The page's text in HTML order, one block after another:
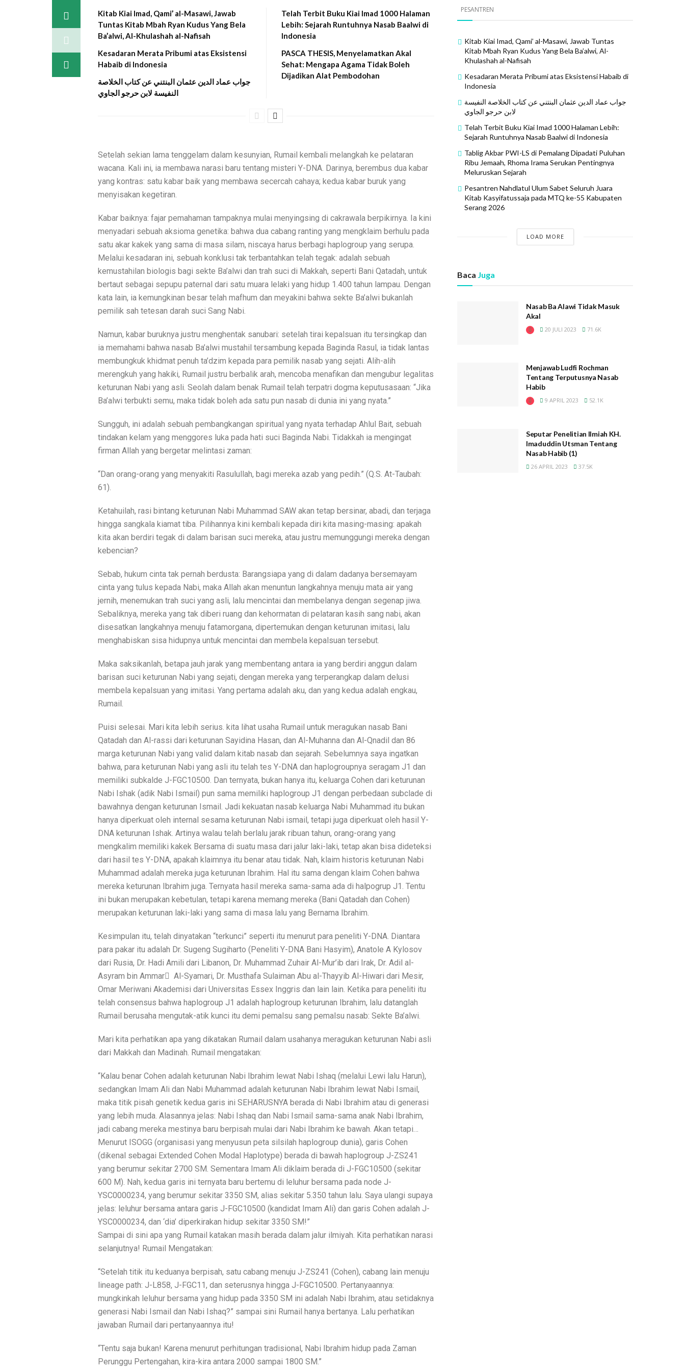
Kitab Kiai Imad, Qami’ al-Masawi, Jawab
Tuntas Kitab Mbah Ryan Kudus Yang Bela
Ba’alwi, Al-Khulashah al-Nafisah
Kesadaran Merata Pribumi atas Eksistensi
Habaib di Indonesia
جواب عماد الدين عثمان البنتني عن كتاب الخلاصة
النفيسة لابن حرجو الجاوي
Telah Terbit Buku Kiai Imad 1000 Halaman
Lebih: Sejarah Runtuhnya Nasab Baalwi di
Indonesia
PASCA THESIS, Menyelamatkan Akal
Sehat: Mengapa Agama Tidak Boleh
Dijadikan Alat Pembodohan
Setelah sekian lama tenggelam dalam kesunyian, Rumail kembali melangkah ke pelataran
wacana. Kali ini, ia membawa narasi baru tentang misteri Y-DNA. Darinya, berembus dua kabar
yang kontras: satu kabar baik yang membawa secercah cahaya; kedua kabar buruk yang
menyisakan kegetiran.
Kabar baiknya: fajar pemahaman tampaknya mulai menyingsing di cakrawala berpikirnya. Ia kini
menyadari sebuah aksioma genetika: bahwa dua cabang ranting yang mengklaim berhulu pada
satu akar kakek yang sama di masa silam, niscaya harus berbagi haplogroup yang serupa.
Melalui kesadaran ini, sebuah konklusi tak terbantahkan telah tegak: adalah sebuah
kemustahilan biologis bagi sekte Ba’alwi dan trah suci di Makkah, seperti Bani Qatadah, untuk
bertaut sebagai sepupu paternal dari satu muara lelaki yang hidup 1.400 tahun lampau. Dengan
kata lain, ia kemungkinan besar telah mafhum dan meyakini bahwa sekte Ba’alwi bukanlah
pemilik sah tetesan darah suci Sang Nabi.
Namun, kabar buruknya justru menghentak sanubari: setelah tirai kepalsuan itu tersingkap dan
ia memahami bahwa nasab Ba’alwi mustahil tersambung kepada Baginda Rasul, ia tidak lantas
membungkuk khidmat penuh ta’dzim kepada para pemilik nasab yang sejati. Alih-alih
merengkuh yang hakiki, Rumail justru berbalik arah, mencoba menafikan dan mengubur legalitas
keturunan Nabi yang asli. Seolah dalam benak Rumail telah terpatri dogma keputusasaan: “Jika
Ba’alwi terbukti semu, maka tidak boleh ada satu pun nasab di dunia ini yang nyata.”
Sungguh, ini adalah sebuah pembangkangan spiritual yang nyata terhadap Ahlul Bait, sebuah
tindakan kelam yang menggores luka pada hati suci Baginda Nabi. Tidakkah ia mengingat
firman Allah yang bergetar melintasi zaman:
“Dan orang-orang yang menyakiti Rasulullah, bagi mereka azab yang pedih.” (Q.S. At-Taubah:
61).
Ketahuilah, rasi bintang keturunan Nabi Muhammad SAW akan tetap bersinar, abadi, dan terjaga
hingga sangkala kiamat tiba. Pilihannya kini kembali kepada diri kita masing-masing: apakah
kita akan berdiri tegak di dalam barisan suci mereka, atau justru memunggungi mereka dengan
kebencian?
Sebab, hukum cinta tak pernah berdusta: Barangsiapa yang di dalam dadanya bersemayam
cinta yang tulus kepada Nabi, maka Allah akan menuntun langkahnya menuju mata air yang
jernih, menemukan trah suci yang asli, lalu mencintai dan membelanya dengan segenap jiwa.
Sebaliknya, mereka yang tak diberi ruang dan kehormatan di pelataran kasih sang nabi, akan
disesatkan langkahnya menuju fatamorgana, dipertemukan dengan keturunan imitasi, lalu
menghabiskan sisa hidupnya untuk mencintai dan membela kepalsuan tersebut.
Maka saksikanlah, betapa jauh jarak yang membentang antara ia yang berdiri anggun dalam
barisan suci keturunan Nabi yang sejati, dengan mereka yang terperangkap dalam delusi
membela kepalsuan yang imitasi. Yang pertama adalah aku, dan yang kedua adalah engkau,
Rumail.
Puisi selesai. Mari kita lebih serius. kita lihat usaha Rumail untuk meragukan nasab Bani
Qatadah dan Al-rassi dari keturunan Sayidina Hasan, dan Al-Muhanna dan Al-Qnadil dan 86
marga keturunan Nabi yang valid dalam kitab nasab dan sejarah. Sebelumnya saya ingatkan
bahwa, para keturunan Nabi yang asli itu telah tes Y-DNA dan haplogroupnya seragam J1 dan
memiliki subkalde J-FGC10500. Dan ternyata, bukan hanya itu, keluarga Cohen dari keturunan
Nabi Ishak (adik Nabi Ismail) pun sama memiliki haplogroup J1 dengan perbedaan subclade di
bawahnya dengan keturunan Ismail. Jadi kekuatan nasab keluarga Nabi Muhammad itu bukan
hanya diperkuat oleh internal sesama keturunan Nabi ismail, tetapi juga diperkuat oleh hasil Y-
DNA keturunan Ishak. Artinya walau telah berlalu jarak ribuan tahun, orang-orang yang
mengkalim memiliki kakek Bersama di suatu masa dari jalur laki-laki, tetap akan bisa dideteksi
dari hasil tes Y-DNA, apakah klaimnya itu benar atau tidak. Nah, klaim historis keturunan Nabi
Muhammad adalah mereka juga keturunan Ibrahim. Hal itu sama dengan klaim Cohen bahwa
mereka keturunan Ibrahim juga. Ternyata hasil mereka sama-sama ada di halpogrup J1. Tentu
ini bukan merupakan kebetulan, tetapi karena memang mereka (Bani Qatadah dan Cohen)
merupakan keturunan laki-laki yang sama di masa lalu yang Bernama Ibrahim.
Kesimpulan itu, telah dinyatakan “terkunci” seperti itu menurut para peneliti Y-DNA. Diantara
para pakar itu adalah Dr. Sugeng Sugiharto (Peneliti Y-DNA Bani Hasyim), Anatole A Kylosov
dari Rusia, Dr. Hadi Amili dari Libanon, Dr. Muhammad Zuhair Al-Mur’ib dari Irak, Dr. Adil al-
Asyram bin Ammar ِ Al-Syamari, Dr. Musthafa Sulaiman Abu al-Thayyib Al-Hiwari dari Mesir,
Omar Meriwani Akademisi dari Universitas Essex Inggris dan lain lain. Ketika para peneliti itu
telah consensus bahwa haplogroup J1 adalah haplogroup keturunan Ibrahim, lalu datanglah
Rumail berusaha mengutak-atik kunci itu demi pemalsu sang pemalsu nasab: Sekte Ba’alwi.
Mari kita perhatikan apa yang dikatakan Rumail dalam usahanya meragukan keturunan Nabi asli
dari Makkah dan Madinah. Rumail mengatakan:
“Kalau benar Cohen adalah keturunan Nabi Ibrahim lewat Nabi Ishaq (melalui Lewi lalu Harun),
sedangkan Imam Ali dan Nabi Muhammad adalah keturunan Nabi Ibrahim lewat Nabi Ismail,
maka titik pisah genetik kedua garis ini SEHARUSNYA berada di Nabi Ibrahim atau di generasi
yang lebih muda. Alasannya jelas: Nabi Ishaq dan Nabi Ismail sama-sama anak Nabi Ibrahim,
jadi cabang mereka mestinya baru berpisah mulai dari Nabi Ibrahim ke bawah. Akan tetapi…
Menurut ISOGG (organisasi yang menyusun peta silsilah haplogroup dunia), garis Cohen
(dikenal sebagai Extended Cohen Modal Haplotype) berada di bawah haplogroup J-ZS241
yang berumur sekitar 2700 SM. Sementara Imam Ali diklaim berada di J-FGC10500 (sekitar
600 M). Nah, kedua garis ini ternyata baru bertemu di leluhur bersama pada node J-
YSC0000234, yang berumur sekitar 3350 SM, alias sekitar 5.350 tahun lalu. Saya ulangi supaya
jelas: leluhur bersama antara garis J-FGC10500 (kandidat Imam Ali) dan garis Cohen adalah J-
YSC0000234, dan ‘dia’ diperkirakan hidup sekitar 3350 SM!”
Sampai di sini apa yang Rumail katakan masih berada dalam jalur ilmiyah. Kita perhatikan narasi
selanjutnya! Rumail Mengatakan:
“Setelah titik itu keduanya berpisah, satu cabang menuju J-ZS241 (Cohen), cabang lain menuju
lineage path: J-L858, J-FGC11, dan seterusnya hingga J-FGC10500. Pertanyaannya:
mungkinkah leluhur bersama yang hidup pada 3350 SM ini adalah Nabi Ibrahim, atau setidaknya
generasi Nabi Ismail dan Nabi Ishaq?” sampai sini Rumail hanya bertanya. Lalu perhatikan
jawaban Rumail dari pertanyaannya itu!
“Tentu saja bukan! Karena menurut perhitungan tradisional, Nabi Ibrahim hidup pada Zaman
Perunggu Pertengahan, kira-kira antara 2000 sampai 1800 SM.”
PESANTREN
Kitab Kiai Imad, Qami’ al-Masawi, Jawab Tuntas
Kitab Mbah Ryan Kudus Yang Bela Ba’alwi, Al-
Khulashah al-Nafisah
Kesadaran Merata Pribumi atas Eksistensi Habaib di
Indonesia
جواب عماد الدين عثمان البنتني عن كتاب الخلاصة النفيسة
لابن حرجو الجاوي
Telah Terbit Buku Kiai Imad 1000 Halaman Lebih:
Sejarah Runtuhnya Nasab Baalwi di Indonesia
Tablig Akbar PWI-LS di Pemalang Dipadati Puluhan
Ribu Jemaah, Rhoma Irama Serukan Pentingnya
Meluruskan Sejarah
Pesantren Nahdlatul Ulum Sabet Seluruh Juara
Kitab Kasyifatussaja pada MTQ ke-55 Kabupaten
Serang 2026
LOAD MORE
Baca Juga
Nasab Ba Alawi Tidak Masuk
Akal
20 JULI 2023 71.6K
Menjawab Ludfi Rochman
Tentang Terputusnya Nasab
Habib
9 APRIL 2023 52.1K
Seputar Penelitian Ilmiah KH.
Imaduddin Utsman Tentang
Nasab Habib (1)
26 APRIL 2023 37.5K